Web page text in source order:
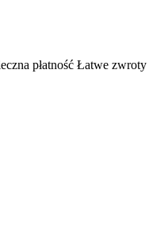
płatność Łatwe zwroty